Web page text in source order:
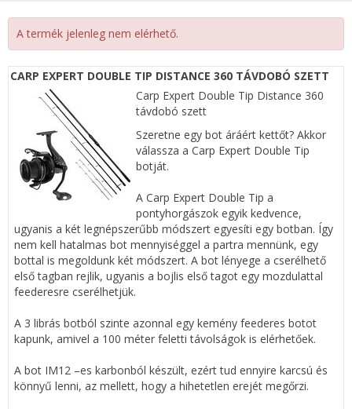
A termék jelenleg nem elérhető.
CARP EXPERT DOUBLE TIP DISTANCE 360 TÁVDOBÓ SZETT
Carp Expert Double Tip Distance 360
távdobó szett
Szeretne egy bot áráért kettőt? Akkor
válassza a Carp Expert Double Tip
botját.
A Carp Expert Double Tip a
pontyhorgászok egyik kedvence,
ugyanis a két legnépszerűbb módszert egyesíti egy botban. Így
nem kell hatalmas bot mennyiséggel a partra mennünk, egy
bottal is megoldunk két módszert. A bot lényege a cserélhető
első tagban rejlik, ugyanis a bojlis első tagot egy mozdulattal
feederesre cserélhetjük.
A 3 librás botból szinte azonnal egy kemény feederes botot
kapunk, amivel a 100 méter feletti távolságok is elérhetőek.
A bot IM12 –es karbonból készült, ezért tud ennyire karcsú és
könnyű lenni, az mellett, hogy a hihetetlen erejét megőrzi.